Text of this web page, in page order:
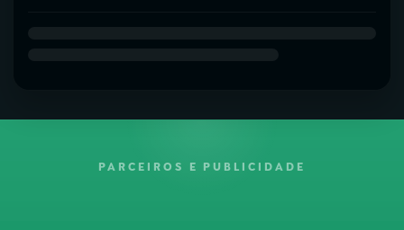
PARCEIROS E PUBLICIDADE